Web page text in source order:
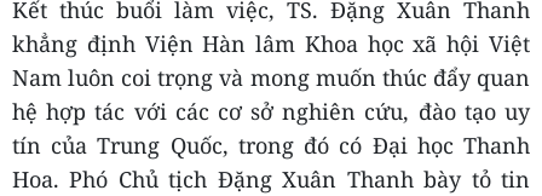
Kết thúc buổi làm việc, TS. Đặng Xuân Thanh
khẳng định Viện Hàn lâm Khoa học xã hội Việt
Nam luôn coi trọng và mong muốn thúc đẩy quan
hệ hợp tác với các cơ sở nghiên cứu, đào tạo uy
tín của Trung Quốc, trong đó có Đại học Thanh
Hoa. Phó Chủ tịch Đặng Xuân Thanh bày tỏ tin